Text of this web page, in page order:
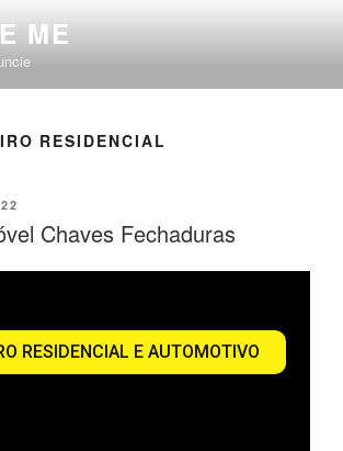
ME
RESIDENCIAL
Chaves Fechaduras
RESIDENCIAL E AUTOMOTIVO